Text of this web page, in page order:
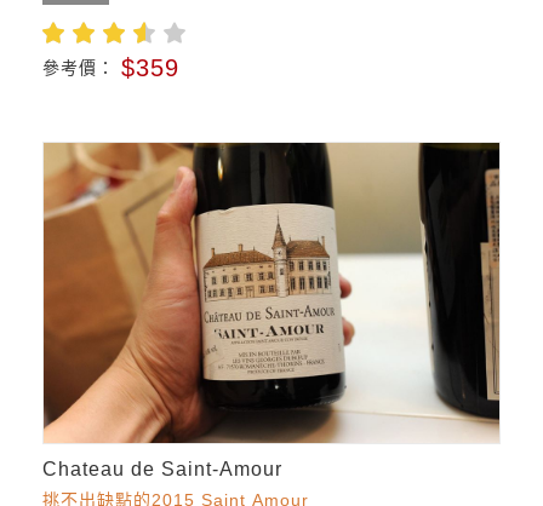
參考價： $359
Chateau de Saint-Amour
挑不出缺點的2015 Saint Amour